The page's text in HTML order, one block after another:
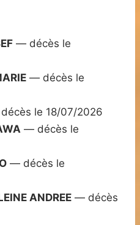
— décès le
— décès le
le 18/07/2026
— décès le
— décès le
ANDREE — décès